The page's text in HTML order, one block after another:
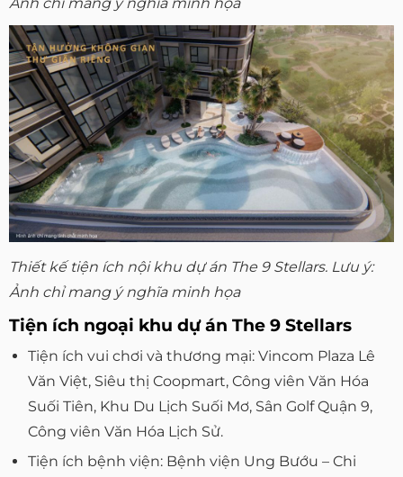
Thiết kế tiện ích nội khu dự án The 9 Stellars. Lưu ý:
Ảnh chỉ mang ý nghĩa minh họa
Tiện ích ngoại khu dự án The 9 Stellars
Tiện ích vui chơi và thương mại: Vincom Plaza Lê
Văn Việt, Siêu thị Coopmart, Công viên Văn Hóa
Suối Tiên, Khu Du Lịch Suối Mơ, Sân Golf Quận 9,
Công viên Văn Hóa Lịch Sử.
Tiện ích bệnh viện: Bệnh viện Ung Bướu – Chi